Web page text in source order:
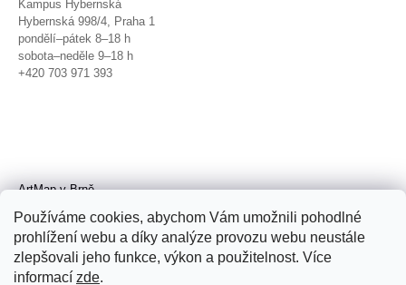
Používáme cookies, abychom Vám umožnili pohodlné
prohlížení webu a díky analýze provozu webu neustále
zlepšovali jeho funkce, výkon a použitelnost. Více
informací zde.
Kampus Hybernská
Hybernská 998/4, Praha 1
pondělí–pátek 8–18 h
sobota–neděle 9–18 h
+420 703 971 393
ArtMap v Brně
Radnická 4, Brno
úterý–pátek 11–19 h
sobota 14–19 h
+420 702 152 298